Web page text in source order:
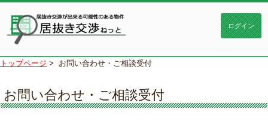
トップページ > お問い合わせ・ご相談受付
お問い合わせ・ご相談受付